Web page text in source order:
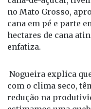
Sul também foram
incêndios de forma
cana-de-açúcar,
no Mato Grosso,
cana em pé e parte
enfatiza.
Nogueira explica